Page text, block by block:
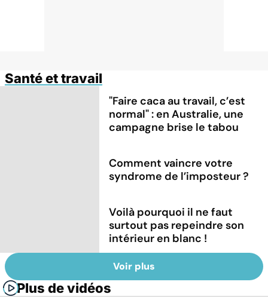
Santé et travail
"Faire caca au travail, c’est
normal" : en Australie, une
campagne brise le tabou
Comment vaincre votre
syndrome de l’imposteur ?
Voilà pourquoi il ne faut
surtout pas repeindre son
intérieur en blanc !
Voir plus
Plus de vidéos